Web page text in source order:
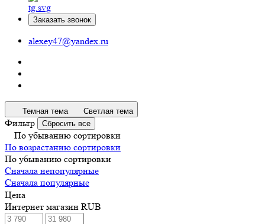
Заказать звонок
alexey47@yandex.ru
Темная тема Светлая тема
Фильтр Сбросить все
По убыванию сортировки
По возрастанию сортировки
По убыванию сортировки
Сначала непопулярные
Сначала популярные
Цена
Интернет магазин RUB